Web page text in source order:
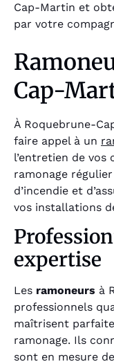
Cap-Martin et
par votre
Cap-
À Roquebrune-
faire appel à un
l’entretien de vos
ramonage
d’incendie et
vos installations
expertise
Les ramoneurs à
professionnels
maîtrisent
ramonage. Ils
sont en mesure